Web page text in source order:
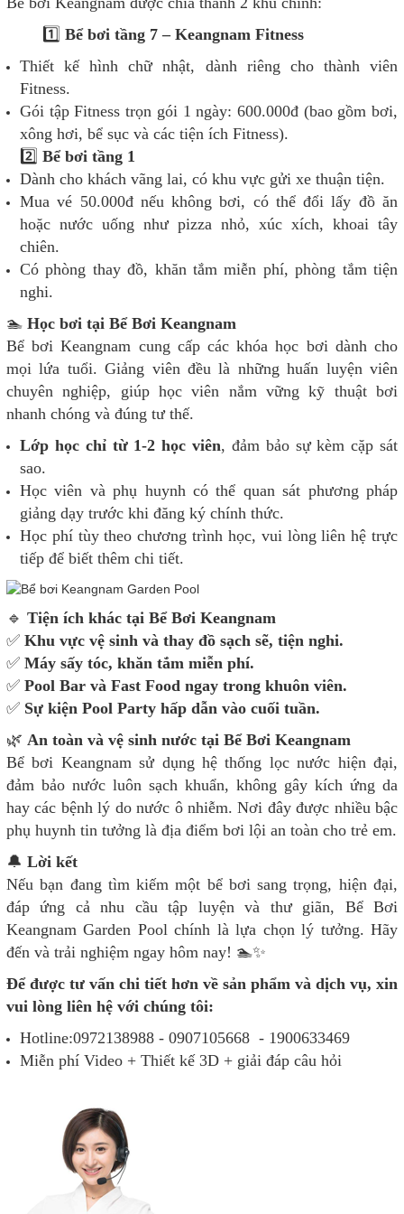
1️⃣ Bể bơi tầng 7 – Keangnam Fitness
Thiết kế hình chữ nhật, dành riêng cho thành viên
Fitness.
Gói tập Fitness trọn gói 1 ngày: 600.000đ (bao gồm bơi,
xông hơi, bể sục và các tiện ích Fitness).
2️⃣ Bể bơi tầng 1
Dành cho khách vãng lai, có khu vực gửi xe thuận tiện.
Mua vé 50.000đ nếu không bơi, có thể đổi lấy đồ ăn
hoặc nước uống như pizza nhỏ, xúc xích, khoai tây
chiên.
Có phòng thay đồ, khăn tắm miễn phí, phòng tắm tiện
nghi.
🏊 Học bơi tại Bể Bơi Keangnam
Bể bơi Keangnam cung cấp các khóa học bơi dành cho
mọi lứa tuổi. Giảng viên đều là những huấn luyện viên
chuyên nghiệp, giúp học viên nắm vững kỹ thuật bơi
nhanh chóng và đúng tư thế.
Lớp học chỉ từ 1-2 học viên, đảm bảo sự kèm cặp sát
sao.
Học viên và phụ huynh có thể quan sát phương pháp
giảng dạy trước khi đăng ký chính thức.
Học phí tùy theo chương trình học, vui lòng liên hệ trực
tiếp để biết thêm chi tiết.
🔹 Tiện ích khác tại Bể Bơi Keangnam
✅ Khu vực vệ sinh và thay đồ sạch sẽ, tiện nghi.
✅ Máy sấy tóc, khăn tắm miễn phí.
✅ Pool Bar và Fast Food ngay trong khuôn viên.
✅ Sự kiện Pool Party hấp dẫn vào cuối tuần.
🌿 An toàn và vệ sinh nước tại Bể Bơi Keangnam
Bể bơi Keangnam sử dụng hệ thống lọc nước hiện đại,
đảm bảo nước luôn sạch khuẩn, không gây kích ứng da
hay các bệnh lý do nước ô nhiễm. Nơi đây được nhiều bậc
phụ huynh tin tưởng là địa điểm bơi lội an toàn cho trẻ em.
🔔 Lời kết
Nếu bạn đang tìm kiếm một bể bơi sang trọng, hiện đại,
đáp ứng cả nhu cầu tập luyện và thư giãn, Bể Bơi
Keangnam Garden Pool chính là lựa chọn lý tưởng. Hãy
đến và trải nghiệm ngay hôm nay! 🏊✨
Để được tư vấn chi tiết hơn về sản phẩm và dịch vụ, xin
vui lòng liên hệ với chúng tôi:
Hotline:0972138988 - 0907105668 - 1900633469
Miễn phí Video + Thiết kế 3D + giải đáp câu hỏi